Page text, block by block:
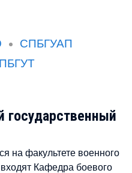
СПБГУАП
государственный
на факультете военного
Кафедра боевого